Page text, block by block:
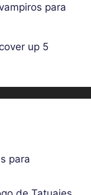
para
up 5
para